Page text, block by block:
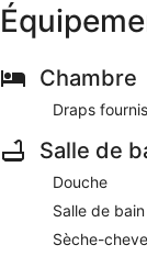
Chambre
Draps fournis
Salle de
Douche
Salle de
Sèche-